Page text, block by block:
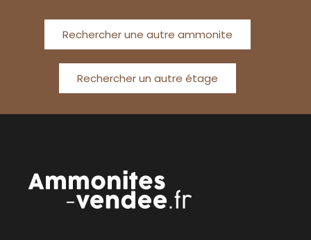
Rechercher une autre ammonite
Rechercher un autre étage